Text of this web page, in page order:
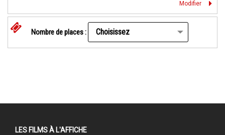
Modifier
Nombre de places :
LES FILMS À L'AFFICHE